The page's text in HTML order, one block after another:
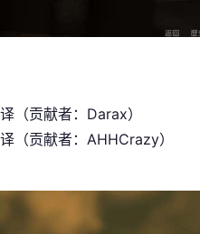
（贡献者：Darax）
（贡献者：AHHCrazy）